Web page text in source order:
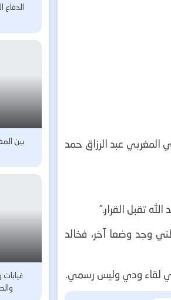
المغربي عبد الرزاق حمد
تقبل القرار.”
وجد وضعا آخر، فخالد
بين